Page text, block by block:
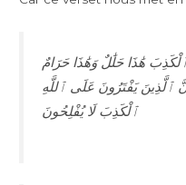
هَٰذَا حَلَٰلٌ وَهَٰذَا حَرَامٌ
يَفْتَرُونَ عَلَى ٱللَّهِ